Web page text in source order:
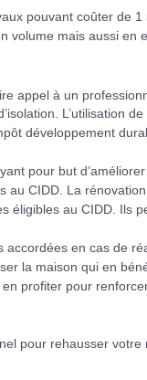
pouvant coûter de
volume mais aussi
appel à un
L’utilisation
développement
pour but
CIDD. La
éligibles au CIDD. Ils
accordées en cas de
la maison qui en
profiter pour
pour rehausser